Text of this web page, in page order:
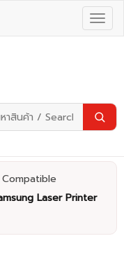
Compatible
Laser Printer